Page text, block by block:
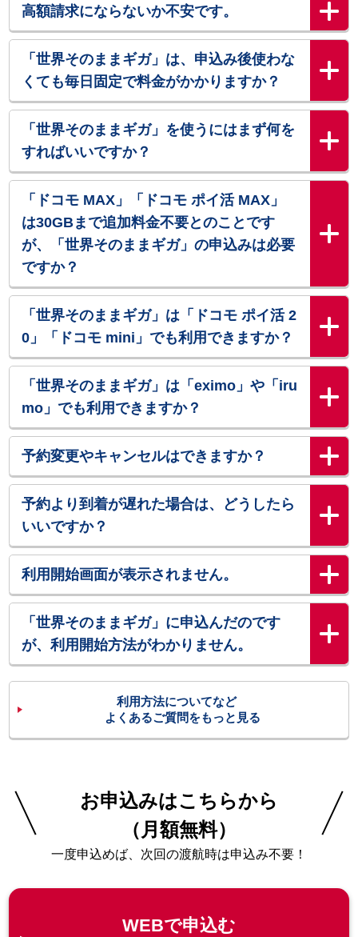
高額請求にならないか不安です。
「世界そのままギガ」は、申込み後使わな
くても毎日固定で料金がかかりますか？
「世界そのままギガ」を使うにはまず何を
すればいいですか？
「ドコモ MAX」「ドコモ ポイ活 MAX」
は30GBまで追加料金不要とのことです
が、「世界そのままギガ」の申込みは必要
ですか？
「世界そのままギガ」は「ドコモ ポイ活 2
0」「ドコモ mini」でも利用できますか？
「世界そのままギガ」は「eximo」や「iru
mo」でも利用できますか？
予約変更やキャンセルはできますか？
予約より到着が遅れた場合は、どうしたら
いいですか？
利用開始画面が表示されません。
「世界そのままギガ」に申込んだのです
が、利用開始方法がわかりません。
利用方法についてなど
よくあるご質問をもっと見る
お申込みはこちらから
（月額無料）
一度申込めば、次回の渡航時は申込み不要！
WEBで申込む